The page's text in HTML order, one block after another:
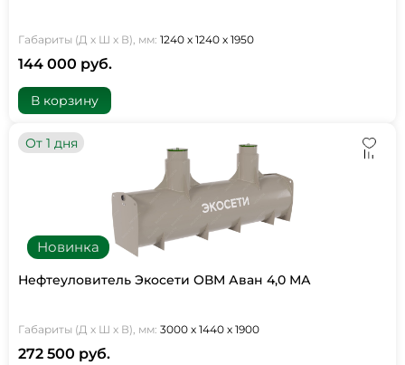
Габариты (Д х Ш х В), мм: 1240 х 1240 х 1950
144 000 руб.
В корзину
Новинка
От 1 дня
Нефтеуловитель Экосети ОВМ Аван 4,0 МА
Габариты (Д х Ш х В), мм: 3000 х 1440 х 1900
272 500 руб.